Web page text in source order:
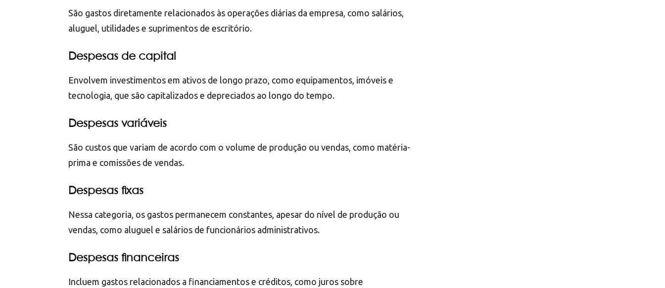
São gastos diretamente relacionados às operações diárias da empresa, como salários,
aluguel, utilidades e suprimentos de escritório.
Despesas de capital
Envolvem investimentos em ativos de longo prazo, como equipamentos, imóveis e
tecnologia, que são capitalizados e depreciados ao longo do tempo.
Despesas variáveis
São custos que variam de acordo com o volume de produção ou vendas, como matéria-
prima e comissões de vendas.
Despesas fixas
Nessa categoria, os gastos permanecem constantes, apesar do nível de produção ou
vendas, como aluguel e salários de funcionários administrativos.
Despesas financeiras
Incluem gastos relacionados a financiamentos e créditos, como juros sobre